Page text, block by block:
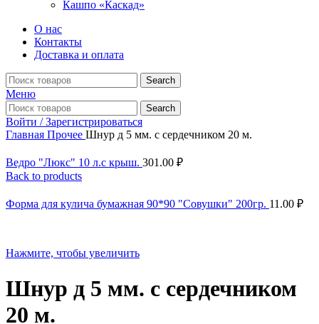
Кашпо «Каскад»
О нас
Контакты
Доставка и оплата
Search
Меню
Search
Войти / Зарегистрироваться
Главная Прочее Шнур д 5 мм. с сердечником 20 м.
Ведро "Люкс" 10 л.с крыш. 301.00 ₽
Back to products
Форма для кулича бумажная 90*90 "Совушки" 200гр. 11.00 ₽
Нажмите, чтобы увеличить
Шнур д 5 мм. с сердечником
20 м.